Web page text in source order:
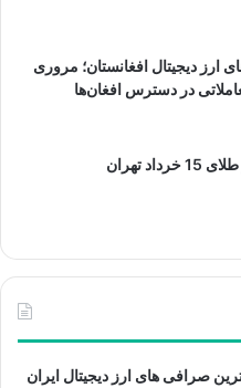
دیجیتال افغانستان؛ مروری
در دسترس افغان‌ها
تهران
صرافی های ارز دیجیتال ایران